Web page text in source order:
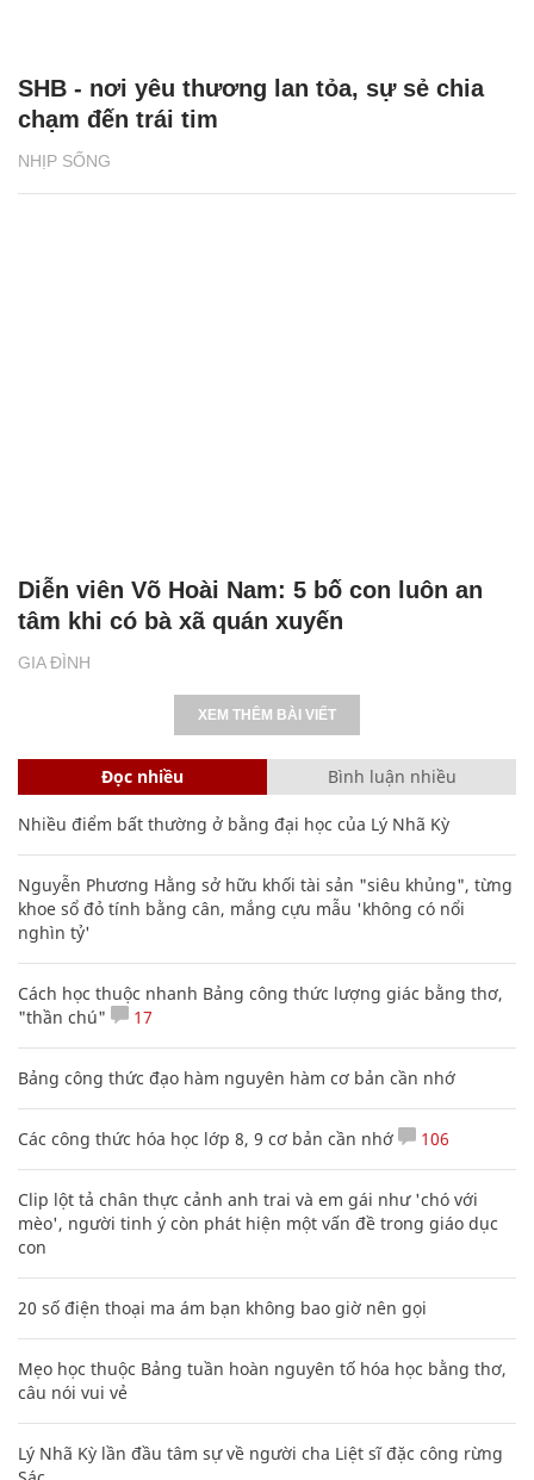
NHỊP SỐNG
SHB - nơi yêu thương lan tỏa, sự sẻ chia
chạm đến trái tim
GIA ĐÌNH
Diễn viên Võ Hoài Nam: 5 bố con luôn an
tâm khi có bà xã quán xuyến
XEM THÊM BÀI VIẾT
Đọc nhiều Bình luận nhiều
Nhiều điểm bất thường ở bằng đại học của Lý Nhã Kỳ
Nguyễn Phương Hằng sở hữu khối tài sản "siêu khủng", từng
khoe sổ đỏ tính bằng cân, mắng cựu mẫu 'không có nổi
nghìn tỷ'
Cách học thuộc nhanh Bảng công thức lượng giác bằng thơ,
"thần chú"
17
Bảng công thức đạo hàm nguyên hàm cơ bản cần nhớ
Các công thức hóa học lớp 8, 9 cơ bản cần nhớ 106
Clip lột tả chân thực cảnh anh trai và em gái như 'chó với
mèo', người tinh ý còn phát hiện một vấn đề trong giáo dục
con
20 số điện thoại ma ám bạn không bao giờ nên gọi
Mẹo học thuộc Bảng tuần hoàn nguyên tố hóa học bằng thơ,
câu nói vui vẻ
Lý Nhã Kỳ lần đầu tâm sự về người cha Liệt sĩ đặc công rừng